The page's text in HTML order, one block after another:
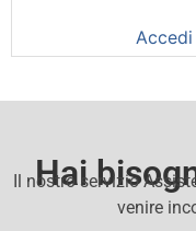
Hai
Il nostro servizio
venire